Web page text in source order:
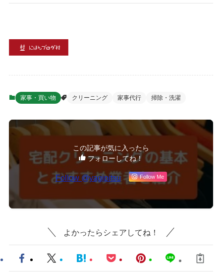
家事・買い物 クリーニング 家事代行 掃除・洗濯
この記事が気に入ったら
フォローしてね！
Follow @yagipitsu Follow Me
よかったらシェアしてね！